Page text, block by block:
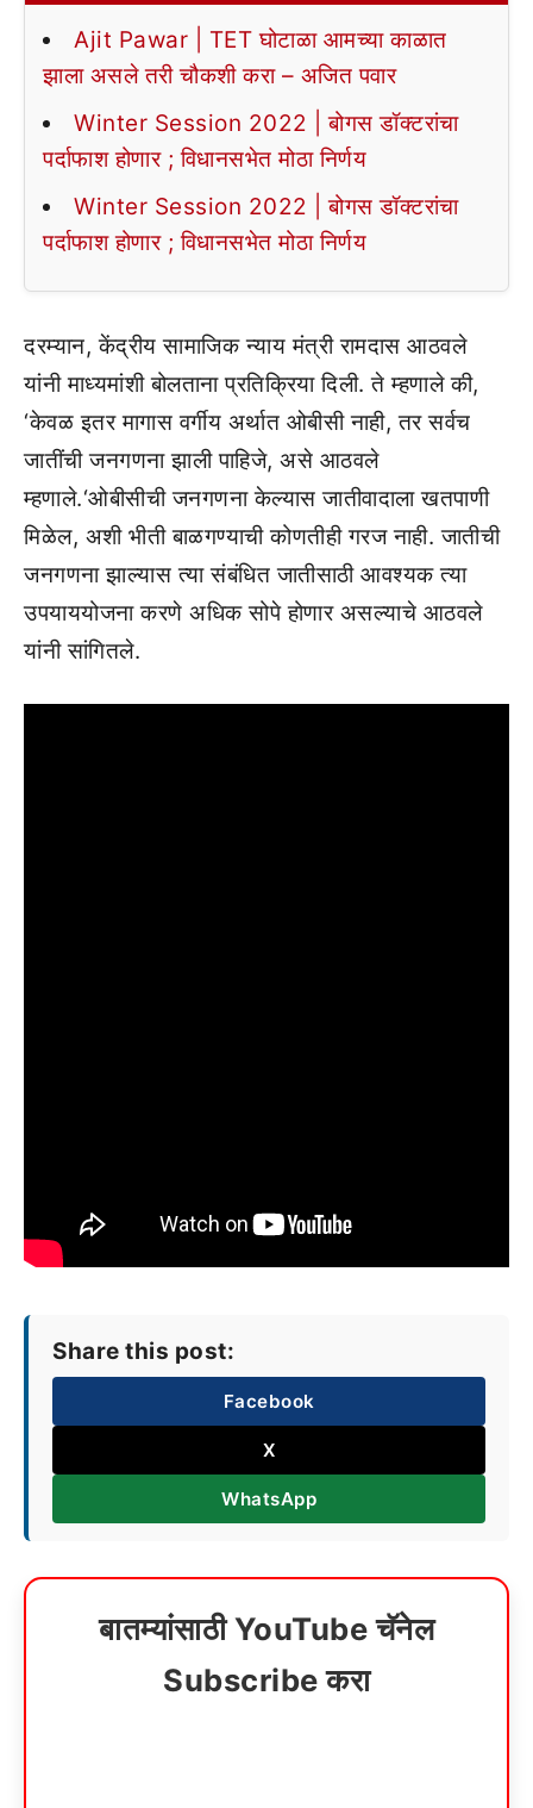
Ajit Pawar | TET घोटाळा आमच्या काळात
झाला असले तरी चौकशी करा – अजित पवार
Winter Session 2022 | बोगस डॉक्टरांचा
पर्दाफाश होणार ; विधानसभेत मोठा निर्णय
Winter Session 2022 | बोगस डॉक्टरांचा
पर्दाफाश होणार ; विधानसभेत मोठा निर्णय
दरम्यान, केंद्रीय सामाजिक न्याय मंत्री रामदास आठवले
यांनी माध्यमांशी बोलताना प्रतिक्रिया दिली. ते म्हणाले की,
‘केवळ इतर मागास वर्गीय अर्थात ओबीसी नाही, तर सर्वच
जातींची जनगणना झाली पाहिजे, असे आठवले
म्हणाले.‘ओबीसीची जनगणना केल्यास जातीवादाला खतपाणी
मिळेल, अशी भीती बाळगण्याची कोणतीही गरज नाही. जातीची
जनगणना झाल्यास त्या संबंधित जातीसाठी आवश्यक त्या
उपयाययोजना करणे अधिक सोपे होणार असल्याचे आठवले
यांनी सांगितले.
Share this post:
Facebook
X
WhatsApp
बातम्यांसाठी YouTube चॅनेल
Subscribe करा